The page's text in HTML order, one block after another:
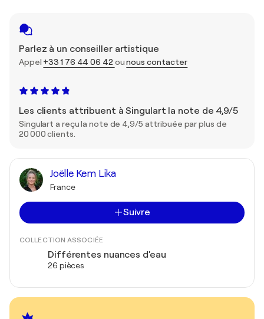
Parlez à un conseiller artistique
Appel +33 1 76 44 06 42 ounous contacter
Les clients attribuent à Singulart la note de 4,9/5
Singulart a reçu la note de 4,9/5 attribuée par plus de
20 000 clients.
Joëlle Kem Lika
France
Suivre
COLLECTION ASSOCIÉE
Différentes nuances d'eau
26 pièces